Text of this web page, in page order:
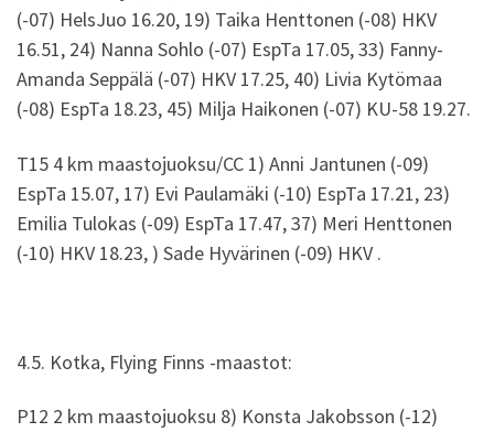
(-07) HelsJuo 16.20, 19) Taika Henttonen (-08) HKV
16.51, 24) Nanna Sohlo (-07) EspTa 17.05, 33) Fanny-
Amanda Seppälä (-07) HKV 17.25, 40) Livia Kytömaa
(-08) EspTa 18.23, 45) Milja Haikonen (-07) KU-58 19.27.
T15 4 km maastojuoksu/CC 1) Anni Jantunen (-09)
EspTa 15.07, 17) Evi Paulamäki (-10) EspTa 17.21, 23)
Emilia Tulokas (-09) EspTa 17.47, 37) Meri Henttonen
(-10) HKV 18.23, ) Sade Hyvärinen (-09) HKV .
4.5. Kotka, Flying Finns -maastot:
P12 2 km maastojuoksu 8) Konsta Jakobsson (-12)